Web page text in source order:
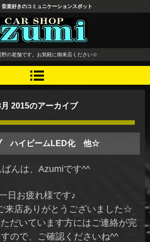
安曇野市 タイヤ ホ
デッドニング カーオ
ィオ レカロシート
音楽好きのコミュニケーションスポット
野の老舗です。お気軽に御来店ください☆
2015のアーカイブ
ハイビームLED化 他☆
ばんは、Azumiです^^
日お疲れ様です♪
来店ありがとうございました☆
だいています方にはご連絡が完
ので、ご確認くださいね^^